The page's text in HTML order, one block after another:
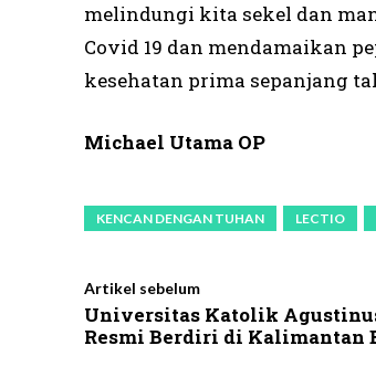
melindungi kita sekel dan
Covid 19 dan mendamaikan
kesehatan prima sepanjang
Michael Utama OP
KENCAN DENGAN TUHAN LECTIO
Artikel sebelum
Universitas Katolik
Resmi Berdiri di Kalimantan